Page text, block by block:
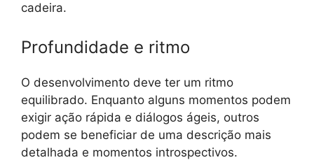
cadeira.
Profundidade e ritmo
O desenvolvimento deve ter um ritmo
equilibrado. Enquanto alguns momentos podem
exigir ação rápida e diálogos ágeis, outros
podem se beneficiar de uma descrição mais
detalhada e momentos introspectivos.